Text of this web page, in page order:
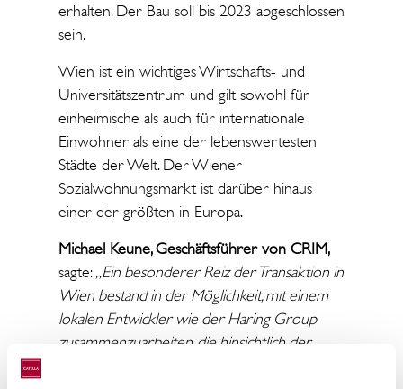
erhalten. Der Bau soll bis 2023 abgeschlossen
sein.
Wien ist ein wichtiges Wirtschafts- und
Universitätszentrum und gilt sowohl für
einheimische als auch für internationale
Einwohner als eine der lebenswertesten
Städte der Welt. Der Wiener
Sozialwohnungsmarkt ist darüber hinaus
einer der größten in Europa.
Michael Keune, Geschäftsführer von CRIM,
sagte:„Ein besonderer Reiz der Transaktion in
Wien bestand in der Möglichkeit, mit einem
lokalen Entwickler wie der Haring Group
zusammenzuarbeiten, die hinsichtlich der